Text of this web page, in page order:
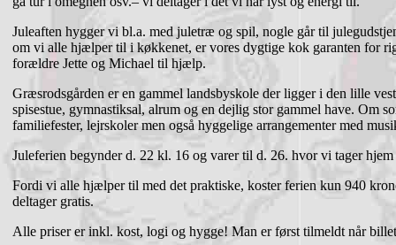
Juleaften hygger vi bl.a. med juletræ og spil, nogle går til
om vi alle hjælper til i køkkenet, er vores dygtige kok garanten for
forældre Jette og Michael til hjælp.
Græsrodsgården er en gammel landsbyskole der ligger i den lille
spisestue, gymnastiksal, alrum og en dejlig stor gammel have. Om
familiefester, lejrskoler men også hyggelige arrangementer med
Juleferien begynder d. 22 kl. 16 og varer til d. 26. hvor vi tager
Fordi vi alle hjælper til med det praktiske, koster ferien kun 940
deltager gratis.
Alle priser er inkl. kost, logi og hygge! Man er først tilmeldt når